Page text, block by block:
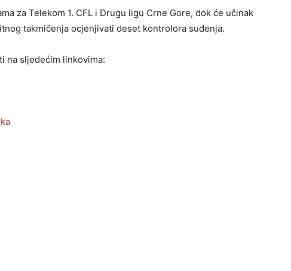
za Telekom 1. CFL i Drugu ligu Crne Gore, dok će učinak
takmičenja ocjenjivati deset kontrolora suđenja.
na sljedećim linkovima: